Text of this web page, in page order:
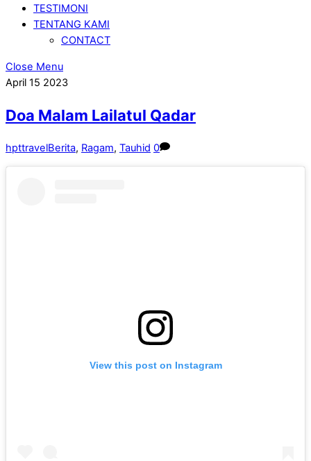
TESTIMONI
TENTANG KAMI
CONTACT
Close Menu
April 15 2023
Doa Malam Lailatul Qadar
hpttravelBerita, Ragam, Tauhid 0
View this post on Instagram